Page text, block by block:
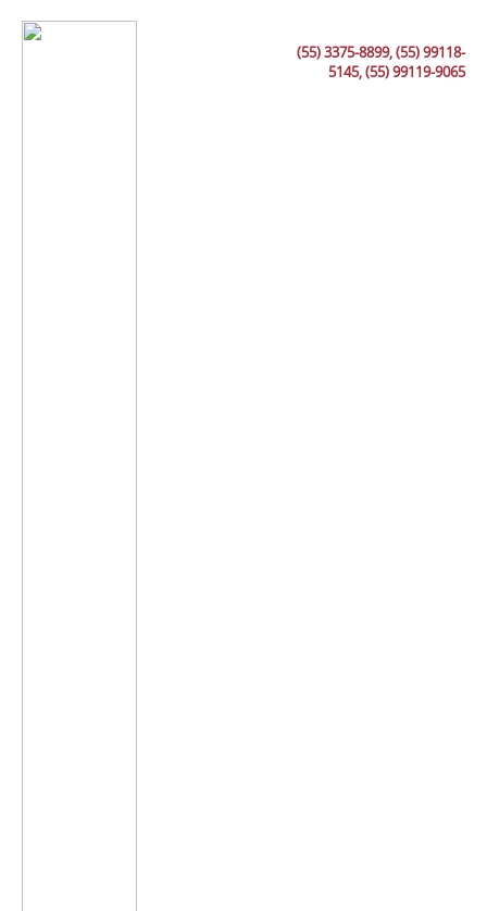
(55) 3375-8899, (55) 99118-
5145, (55) 99119-9065